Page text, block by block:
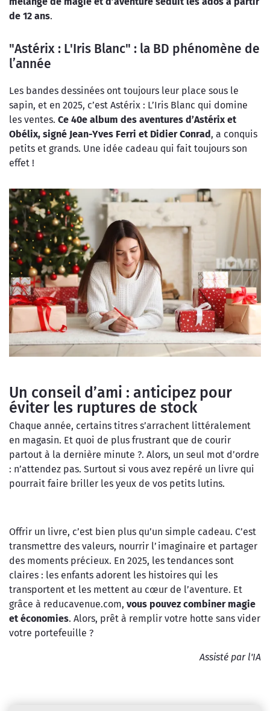
de 12 ans.
"Astérix : L'Iris Blanc" : la BD phénomène de
l’année
Les bandes dessinées ont toujours leur place sous le
sapin, et en 2025, c’est Astérix : L’Iris Blanc qui domine
les ventes. Ce 40e album des aventures d’Astérix et
Obélix, signé Jean-Yves Ferri et Didier Conrad, a conquis
petits et grands. Une idée cadeau qui fait toujours son
effet !
Un conseil d’ami : anticipez pour
éviter les ruptures de stock
Chaque année, certains titres s’arrachent littéralement
en magasin. Et quoi de plus frustrant que de courir
partout à la dernière minute ?. Alors, un seul mot d’ordre
: n’attendez pas. Surtout si vous avez repéré un livre qui
pourrait faire briller les yeux de vos petits lutins.
Offrir un livre, c’est bien plus qu’un simple cadeau. C’est
transmettre des valeurs, nourrir l’imaginaire et partager
des moments précieux. En 2025, les tendances sont
claires : les enfants adorent les histoires qui les
transportent et les mettent au cœur de l’aventure. Et
grâce à reducavenue.com, vous pouvez combiner magie
et économies. Alors, prêt à remplir votre hotte sans vider
votre portefeuille ?
Assisté par l'IA